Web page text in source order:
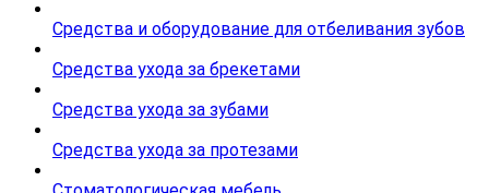
Средства и оборудование для отбеливания зубов
Средства ухода за брекетами
Средства ухода за зубами
Средства ухода за протезами